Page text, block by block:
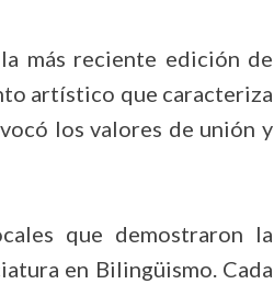
más reciente edición de
artístico que caracteriza
los valores de unión y
que demostraron la
en Bilingüismo. Cada